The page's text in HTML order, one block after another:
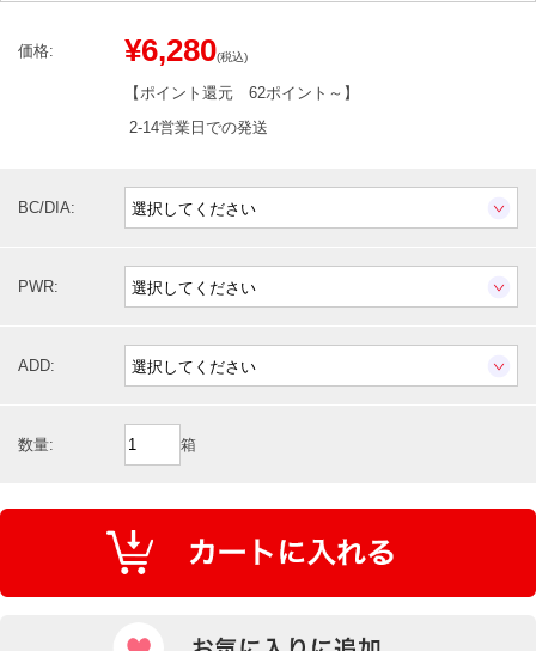
価格: ¥6,280(税込)
【ポイント還元 62ポイント～ 】
2-14営業日での発送
BC/DIA:
PWR:
ADD:
数量: 箱